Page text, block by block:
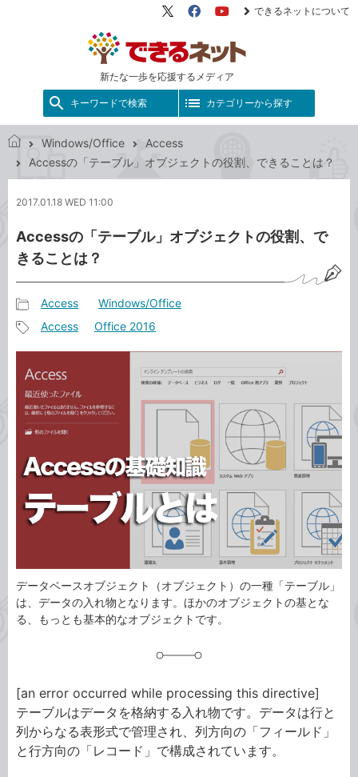
新たな一歩を応援するメディア
X（旧
FacebookYouTube
できるネットについて
キーワードで検索 カテゴリーから探す
で
ネ
ト
Windows/Office
Access
Accessの「テーブル」オブジェクトの役割、できることは？
2017.01.18 WED 11:00
Accessの「テーブル」オブジェクトの役割、で
きることは？
事
カ
テ
ゴ
リ
Access Windows/Office
タ
グ
Access Office 2016
データベースオブジェクト（オブジェクト）の一種「テーブル」
は、データの入れ物となります。ほかのオブジェクトの基とな
る、もっとも基本的なオブジェクトです。
[an error occurred while processing this directive]
テーブルはデータを格納する入れ物です。データは行と
列からなる表形式で管理され、列方向の「フィールド」
と行方向の「レコード」で構成されています。